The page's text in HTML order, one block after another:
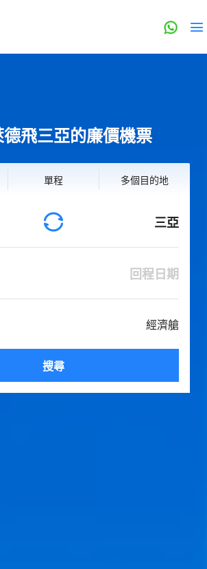
德飛三亞的廉價機票
單程 多個目的地
三亞
回程日期
經濟艙
搜尋